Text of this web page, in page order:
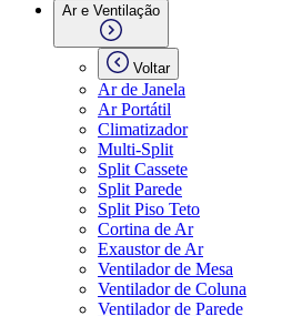
Ar e Ventilação
Voltar
Ar de Janela
Ar Portátil
Climatizador
Multi-Split
Split Cassete
Split Parede
Split Piso Teto
Cortina de Ar
Exaustor de Ar
Ventilador de Mesa
Ventilador de Coluna
Ventilador de Parede